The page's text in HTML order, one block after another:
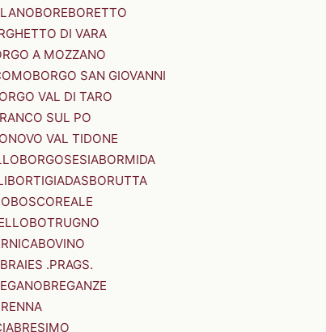
BOREBORETTO
DI VARA
A MOZZANO
BORGO SAN GIOVANNI
VAL DI TARO
SUL PO
VAL TIDONE
BORGOSESIABORMIDA
BORTIGIADASBORUTTA
BOSCOREALE
BOTRUGNO
BOVINO
BRAIES .PRAGS.
BREGANZE
BRESIMO